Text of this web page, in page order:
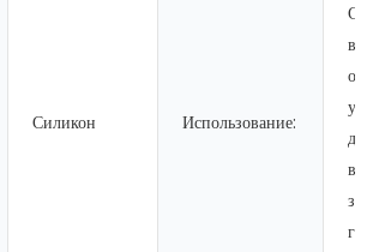
Силикон Использование: